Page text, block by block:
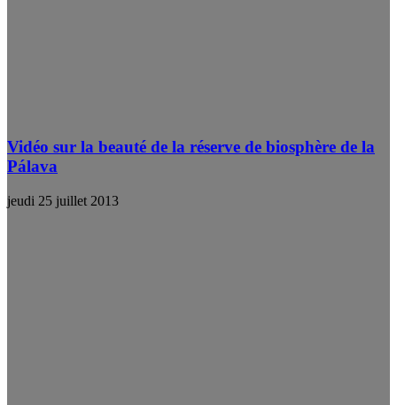
Vidéo sur la beauté de la réserve de biosphère de la
Pálava
jeudi 25 juillet 2013